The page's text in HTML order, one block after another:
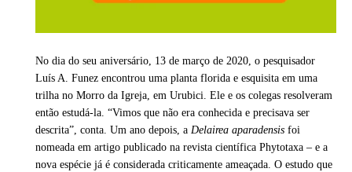
No dia do seu aniversário, 13 de março de 2020, o pesquisador
Luís A. Funez encontrou uma planta florida e esquisita em uma
trilha no Morro da Igreja, em Urubici. Ele e os colegas resolveram
então estudá-la. “Vimos que não era conhecida e precisava ser
descrita”, conta. Um ano depois, a Delairea aparadensis foi
nomeada em artigo publicado na revista científica Phytotaxa – e a
nova espécie já é considerada criticamente ameaçada. O estudo que